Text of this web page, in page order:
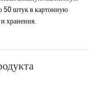
50 штук в картонную
хранения.